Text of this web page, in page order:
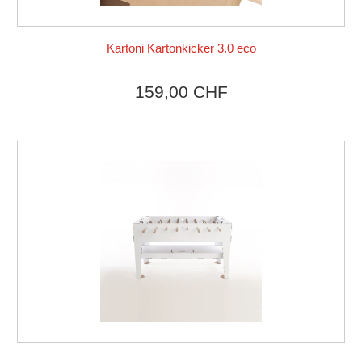
Produkt ansehen
Kartoni Kartonkicker 3.0 eco
159,00 CHF